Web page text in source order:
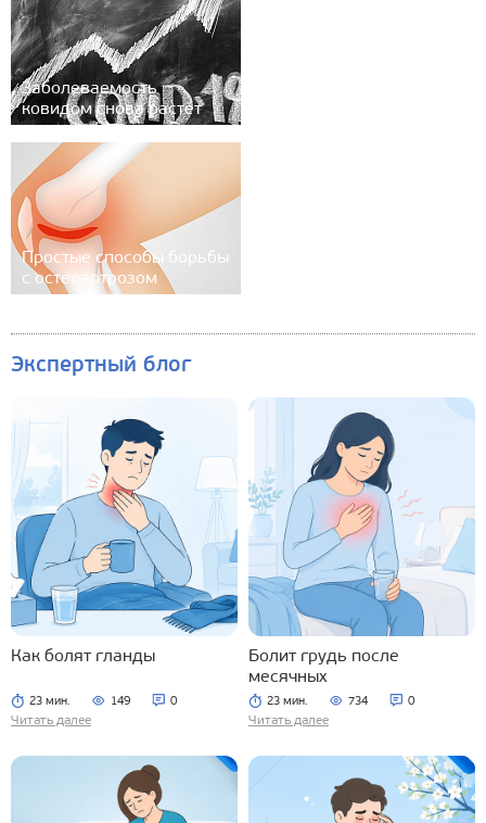
Заболеваемость
ковидом снова растёт
Простые способы борьбы
с остеоартрозом
Экспертный блог
Как болят гланды
23 мин. 149 0
Читать далее
Болит грудь после
месячных
23 мин. 734 0
Читать далее